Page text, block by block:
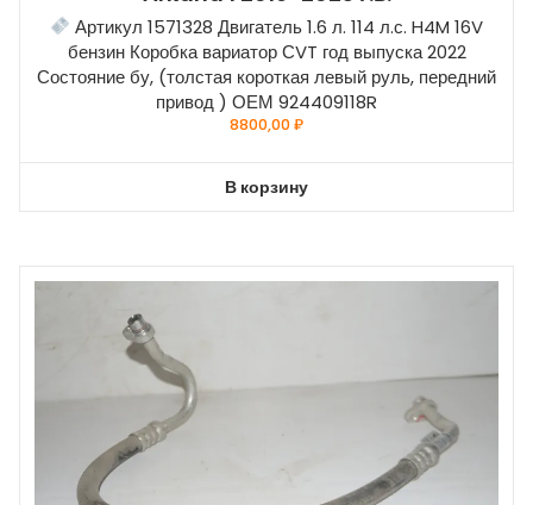
Артикул 1571328 Двигатель 1.6 л. 114 л.с. H4M 16V
бензин Коробка вариатор СVT год выпуска 2022
Состояние бу, (толстая короткая левый руль, передний
привод ) ОЕМ 924409118R
8800,00₽
В корзину